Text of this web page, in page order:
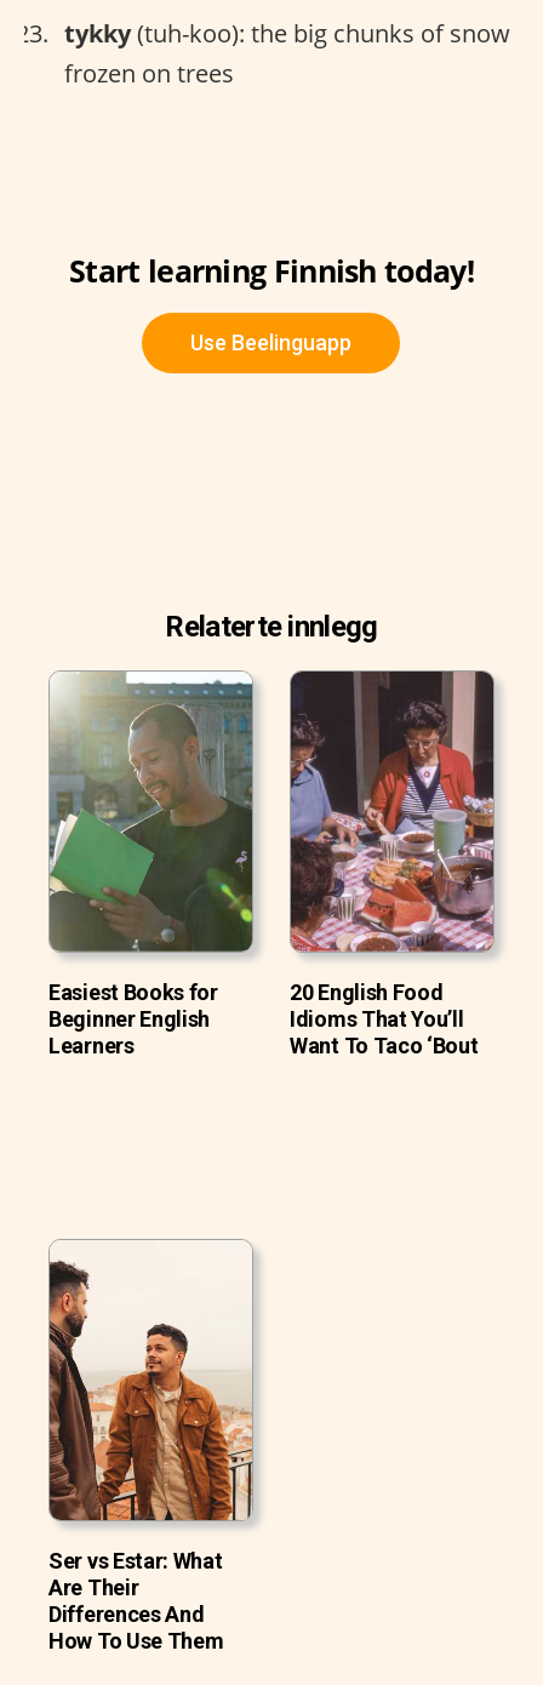
tykky(tuh-koo): the big chunks of snow
frozen on trees
Start learning Finnish today!
Use Beelinguapp
Relaterte innlegg
Easiest Books for
Beginner English
Learners
20 English Food
Idioms That You’ll
Want To Taco ‘Bout
Ser vs Estar: What
Are Their
Differences And
How To Use Them